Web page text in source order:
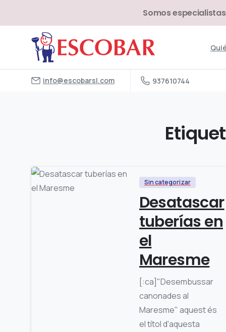
Somos
info@escobarsl.com 937610744
Sin categorizar
Desatascar
tuberías en
el
Maresme
[:ca]"Desembussar
canonades al
Maresme" aquest és
el títol d'aquesta